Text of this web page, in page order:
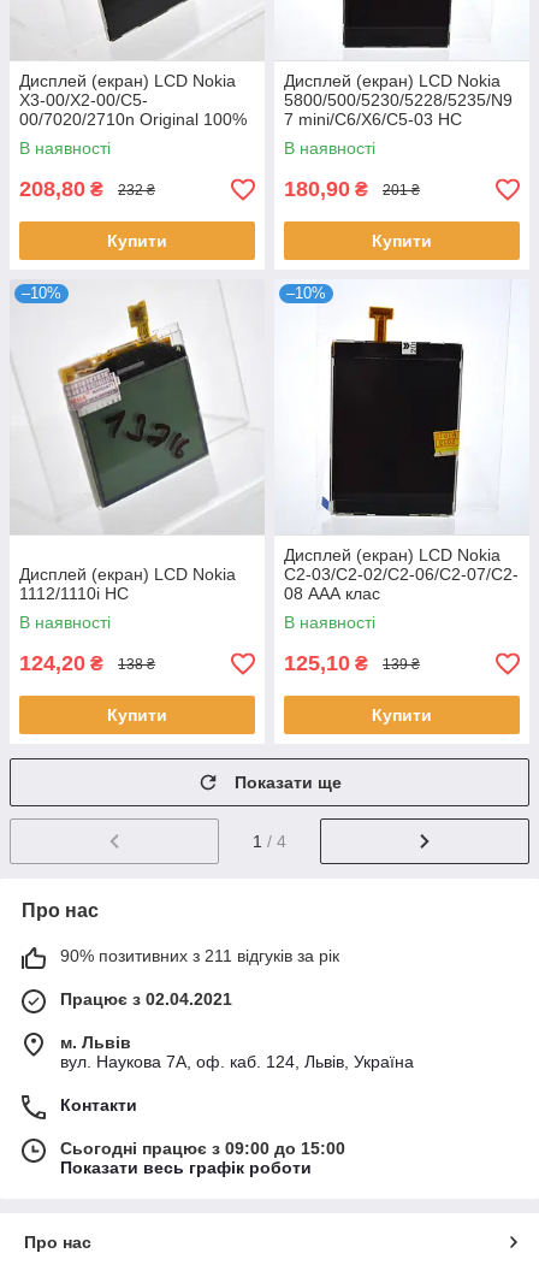
Дисплей (екран) LCD Nokia
X3-00/X2-00/C5-
00/7020/2710n Original 100%
(p.n.4850771)
В наявності
208,80 ₴ 232 ₴
Купити
Дисплей (екран) LCD Nokia
5800/500/5230/5228/5235/N9
7 mini/C6/X6/C5-03 HC
В наявності
180,90 ₴ 201 ₴
Купити
–10%
Дисплей (екран) LCD Nokia
1112/1110i HC
В наявності
124,20 ₴ 138 ₴
Купити
–10%
Дисплей (екран) LCD Nokia
C2-03/C2-02/C2-06/C2-07/C2-
08 ААА клас
В наявності
125,10 ₴ 139 ₴
Купити
Показати ще
1 / 4
Про нас
90% позитивних з 211 відгуків за рік
Працює з 02.04.2021
м. Львів
вул. Наукова 7А, оф. каб. 124, Львів, Україна
Контакти
Сьогодні працює з 09:00 до 15:00
Показати весь графік роботи
Про нас